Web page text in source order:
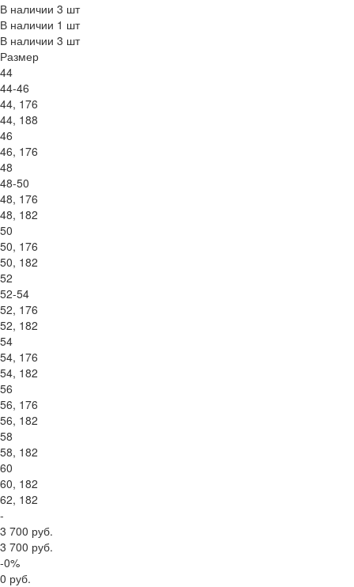
В наличии 3 шт
В наличии 1 шт
В наличии 3 шт
Размер
44
44-46
44, 176
44, 188
46
46, 176
48
48-50
48, 176
48, 182
50
50, 176
50, 182
52
52-54
52, 176
52, 182
54
54, 176
54, 182
56
56, 176
56, 182
58
58, 182
60
60, 182
62, 182
-
3 700 руб.
3 700 руб.
-0%
0 руб.